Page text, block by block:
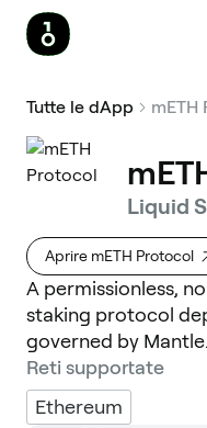
Tutte le dApp mETH
Liquid
Aprire mETH Protocol
A permissionless,
staking protocol
governed by Mantle.
Reti supportate
Ethereum